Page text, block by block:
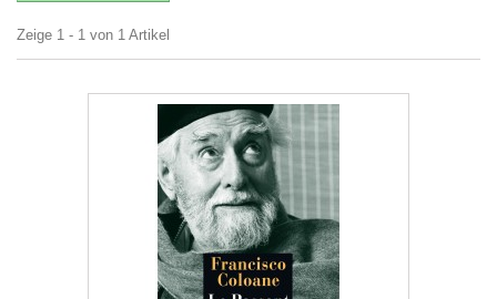
Zeige 1 - 1 von 1 Artikel